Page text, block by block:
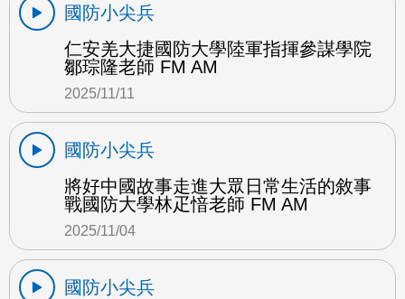
國防小尖兵
仁安羌大捷國防大學陸軍指揮參謀學院
鄒琮隆老師 FM AM
2025/11/11
國防小尖兵
將好中國故事走進大眾日常生活的敘事
戰國防大學林疋愔老師 FM AM
2025/11/04
國防小尖兵